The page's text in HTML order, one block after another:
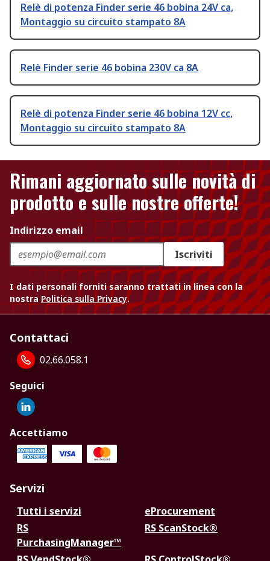
Relè di potenza Finder serie 46 bobina 24V ca,
Montaggio su circuito stampato 8A
Relè Finder serie 46 bobina 230V ca 8A
Relè di potenza Finder serie 46 bobina 12V cc,
Montaggio su circuito stampato 8A
Rimani aggiornato sulle novità di
prodotto e sulle nostre offerte!
Indirizzo email
Iscriviti
I dati personali forniti saranno trattati in linea con la
nostra Politica sulla Privacy.
Contattaci
02.66.058.1
Seguici
Accettiamo
Servizi
Tutti i servizi
eProcurement
RS
PurchasingManager™
RS ScanStock®